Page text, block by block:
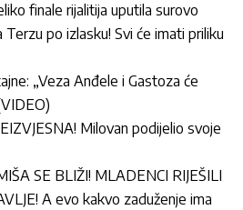
finale rijalitija uputila surovo
po izlasku! Svi će imati priliku
„Veza Anđele i Gastoza će
Milovan podijelio svoje
SE BLIŽI! MLADENCI RIJEŠILI
A evo kakvo zaduženje ima